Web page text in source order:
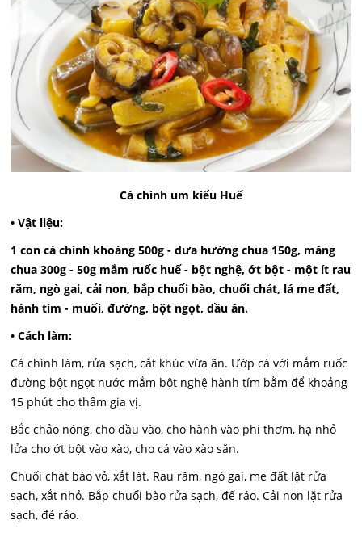
Cá chình um kiểu Huế
• Vật liệu:
1 con cá chình khoáng 500g - dưa hường chua 150g, măng
chua 300g - 50g mắm ruốc huế - bột nghệ, ớt bột - một ít rau
răm, ngò gai, cải non, bắp chuối bào, chuối chát, lá me đất,
hành tím - muối, đường, bột ngọt, dầu ăn.
• Cách làm:
Cá chình làm, rửa sạch, cắt khúc vừa ãn. Ướp cá với mắm ruốc
đường bột ngọt nước mắm bột nghệ hành tím bằm để khoảng
15 phút cho thấm gia vị.
Bắc chảo nóng, cho dầu vào, cho hành vào phi thơm, hạ nhỏ
lửa cho ớt bột vào xào, cho cá vào xào săn.
Chuối chát bào vỏ, xắt lát. Rau răm, ngò gai, me đất lặt rửa
sạch, xắt nhỏ. Bắp chuối bào rửa sạch, đế ráo. Cải non lặt rửa
sạch, đé ráo.